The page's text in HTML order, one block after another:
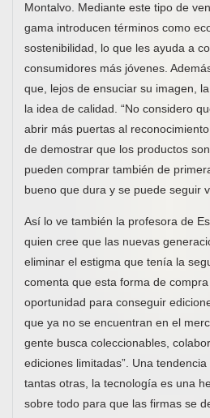
Montalvo. Mediante este tipo de
gama introducen términos como
sostenibilidad, lo que les ayuda a
consumidores más jóvenes.
que, lejos de ensuciar su imagen,
la idea de calidad. “No considero
abrir más puertas al
de demostrar que los productos
pueden comprar también de
bueno que dura y se puede seguir
Así lo ve también la profesora de
quien cree que las nuevas
eliminar el estigma que tenía la
comenta que esta forma de
oportunidad para conseguir
que ya no se encuentran en el
gente busca coleccionables,
ediciones limitadas”. Una
tantas otras, la tecnología es una
sobre todo para que las firmas se